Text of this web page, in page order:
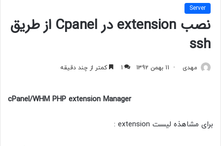
Server
نصب extension در Cpanel از طریق
ssh
مهدی 11 بهمن 1392 1 کمتر از چند دقیقه
cPanel/WHM PHP extension Manager
برای مشاهذه لیست extension :